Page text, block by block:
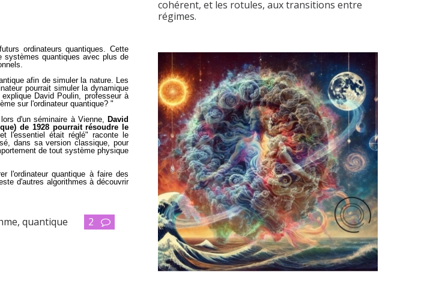
ordinateurs quantiques. Cette
systèmes quantiques avec plus de
afin de simuler la nature. Les
pourrait simuler la dynamique
David Poulin, professeur à
sur l'ordinateur quantique? "
d'un séminaire à Vienne,David
de 1928 pourrait résoudre le
l'essentiel était réglé" raconte le
dans sa version classique, pour
de tout système physique
l'ordinateur quantique à faire des
d'autres algorithmes à découvrir
,quantique 2
cohérent, et les rotules, aux transitions entre
régimes.